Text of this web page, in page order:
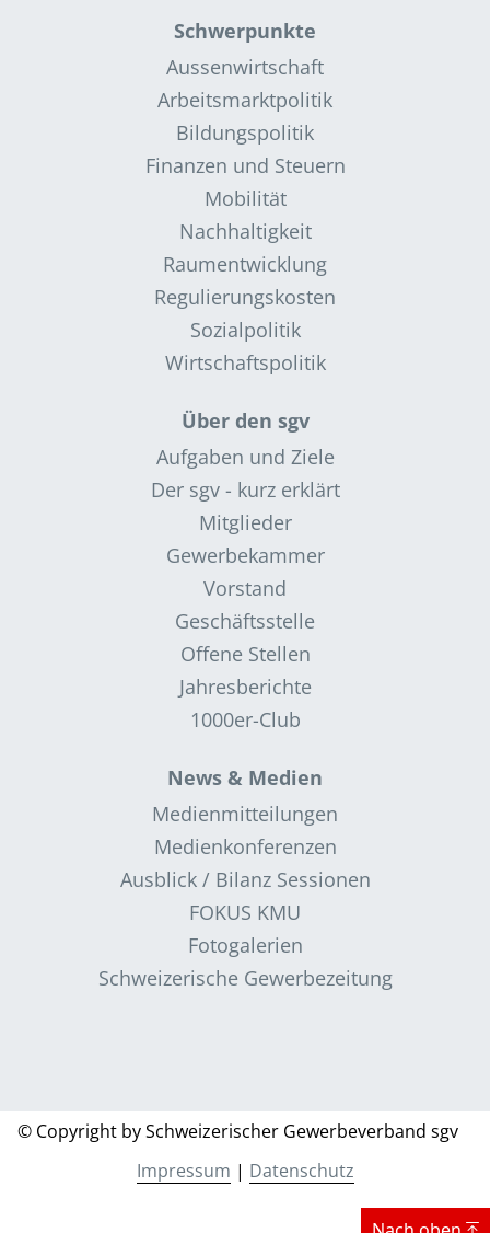
Schwerpunkte
Aussenwirtschaft
Arbeitsmarktpolitik
Bildungspolitik
Finanzen und Steuern
Mobilität
Nachhaltigkeit
Raumentwicklung
Regulierungskosten
Sozialpolitik
Wirtschaftspolitik
Über den sgv
Aufgaben und Ziele
Der sgv - kurz erklärt
Mitglieder
Gewerbekammer
Vorstand
Geschäftsstelle
Offene Stellen
Jahresberichte
1000er-Club
News & Medien
Medienmitteilungen
Medienkonferenzen
Ausblick / Bilanz Sessionen
FOKUS KMU
Fotogalerien
Schweizerische Gewerbezeitung
© Copyright by Schweizerischer Gewerbeverband sgv
Impressum | Datenschutz